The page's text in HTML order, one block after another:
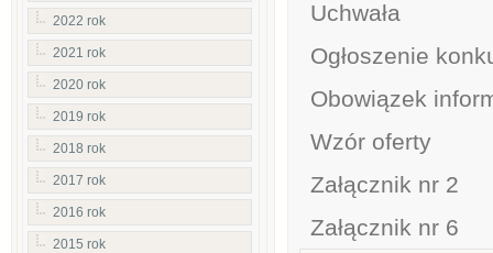
2022 rok
2021 rok
2020 rok
2019 rok
2018 rok
2017 rok
2016 rok
2015 rok
Uchwała
Ogłoszenie
Obowiązek
Wzór oferty
Załącznik nr 2
Załącznik nr 6